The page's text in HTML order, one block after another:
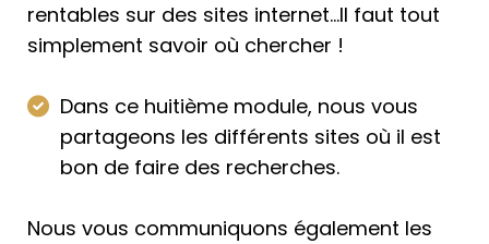
rentables sur des sites internet…Il faut tout
simplement savoir où chercher !
Dans ce huitième module, nous vous
partageons les différents sites où il est
bon de faire des recherches.
Nous vous communiquons également les